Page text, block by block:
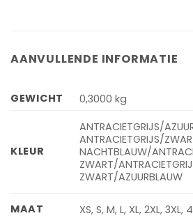
AANVULLENDE INFORMATIE
GEWICHT 0,3000 kg
KLEUR
ANTRACIETGRIJS/
ANTRACIETGRIJS/
NACHTBLAUW/
ZWART/
ZWART/AZUURBLAUW
MAAT XS, S, M, L, XL, 2XL, 3XL,